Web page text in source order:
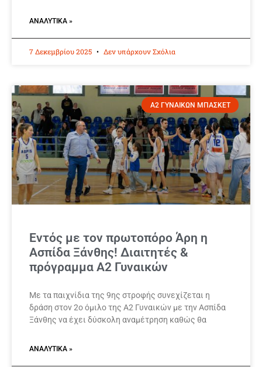
ΑΝΑΛΥΤΙΚΆ »
7 Δεκεμβρίου 2025 Δεν υπάρχουν Σχόλια
Α2 ΓΥΝΑΙΚΩΝ ΜΠΑΣΚΕΤ
Εντός με τον πρωτοπόρο Άρη η
Ασπίδα Ξάνθης! Διαιτητές &
πρόγραμμα Α2 Γυναικών
Με τα παιχνίδια της 9ης στροφής συνεχίζεται η
δράση στον 2ο όμιλο της Α2 Γυναικών με την Ασπίδα
Ξάνθης να έχει δύσκολη αναμέτρηση καθώς θα
ΑΝΑΛΥΤΙΚΆ »